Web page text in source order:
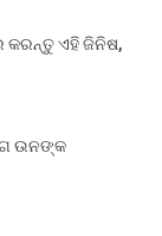
କରନ୍ତୁ ଏହି ଜିନିଷ,
ଉନଙ୍କ